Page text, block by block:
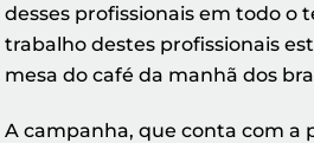
desses profissionais em todo o
trabalho destes profissionais
mesa do café da manhã dos
A campanha, que conta com a